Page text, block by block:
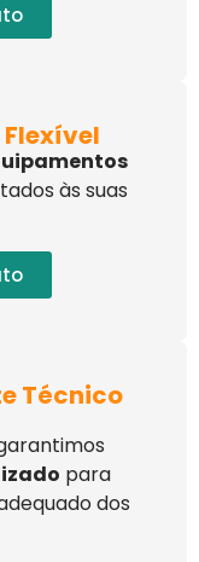
às suas
Técnico
para
dos